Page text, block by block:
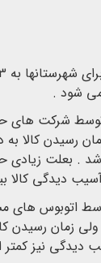
شود .
شرکت های
. بعلت زیادی
دیدگی کالا
اتوبوس های
زمان رسیدن
دیدگی نیز